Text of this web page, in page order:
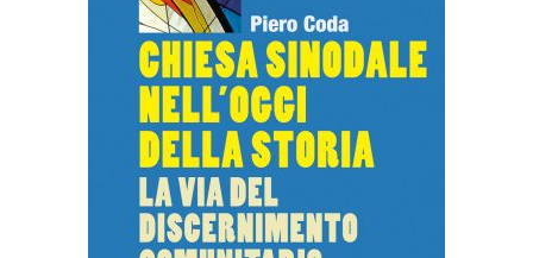
AGGIUNGI AL CARRELLO